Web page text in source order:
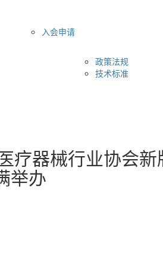
入会申请
政策法规
技术标准
器械行业协会新
举办